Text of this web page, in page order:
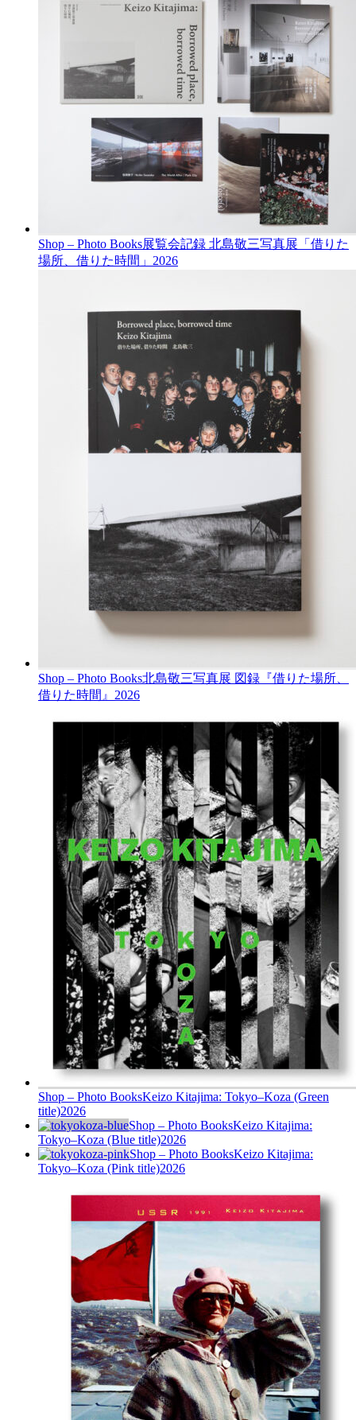
Shop – Photo Books展覧会記録 北島敬三写真展「借りた
場所、借りた時間」 2026
Shop – Photo Books北島敬三写真展 図録『借りた場所、
借りた時間』 2026
Shop – Photo BooksKeizo Kitajima: Tokyo–Koza (Green
title)2026
Shop – Photo BooksKeizo Kitajima:
Tokyo–Koza (Blue title)2026
Shop – Photo BooksKeizo Kitajima:
Tokyo–Koza (Pink title)2026